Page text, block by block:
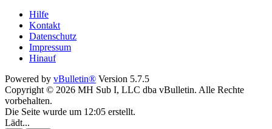
Hilfe
Kontakt
Datenschutz
Impressum
Hinauf
Powered by vBulletin® Version 5.7.5
Copyright © 2026 MH Sub I, LLC dba vBulletin. Alle Rechte
vorbehalten.
Die Seite wurde um 12:05 erstellt.
Lädt...